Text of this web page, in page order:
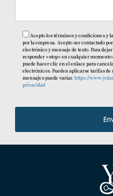
Acepto los términos y condiciones y
por la empresa. Acepto ser contactado
electrónico y mensaje de texto. Para
responder «stop» en cualquier
puede hacer clic en el enlace para
electrónicos. Pueden aplicarse tarifas
mensajes puede variar. https://
privacidad